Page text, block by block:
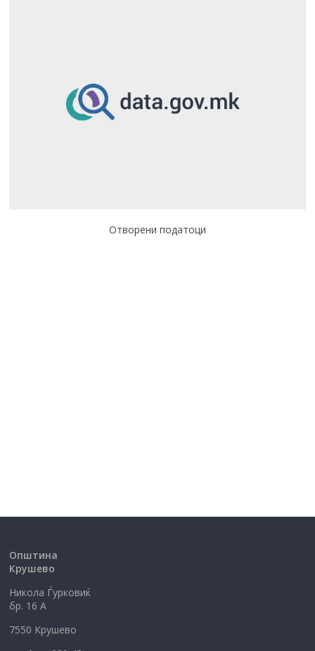
Отворени податоци
Општина
Крушево
Никола Ѓурковиќ
бр. 16 А
7550 Крушево